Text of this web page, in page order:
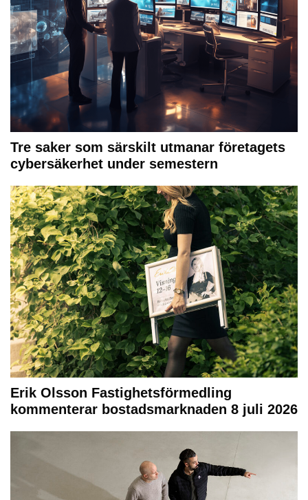
Tre saker som särskilt utmanar företagets
cybersäkerhet under semestern
Erik Olsson Fastighetsförmedling
kommenterar bostadsmarknaden 8 juli 2026